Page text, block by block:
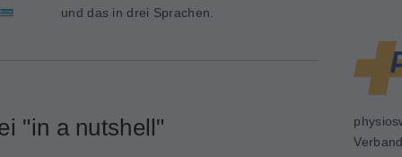
und das in drei Sprachen.
"in a nutshell"